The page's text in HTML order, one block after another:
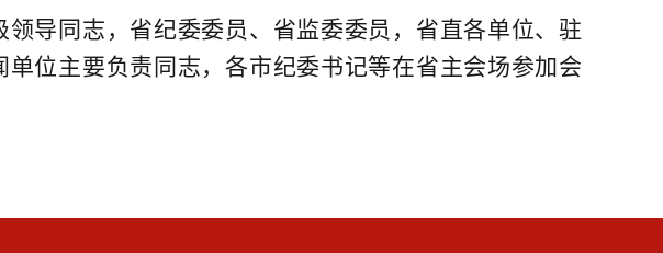
同志，省纪委委员、省监委委员，省直各单位、驻
位主要负责同志，各市纪委书记等在省主会场参加会